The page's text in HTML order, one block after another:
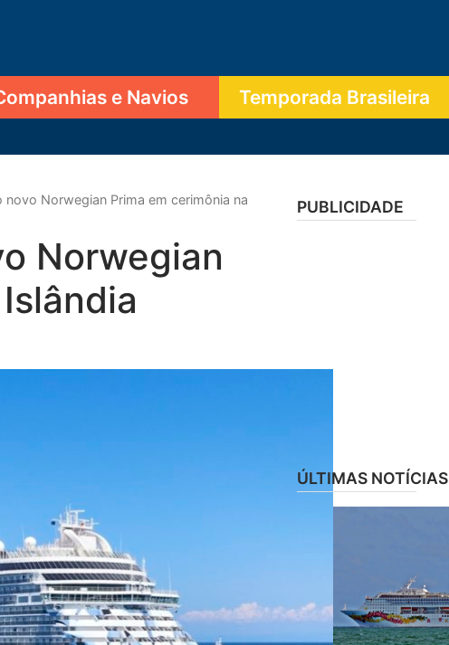
e Navios Temporada Brasileira
novo Norwegian Prima em cerimônia na
Norwegian
PUBLICIDADE
ÚLTIMAS NOTÍCIAS